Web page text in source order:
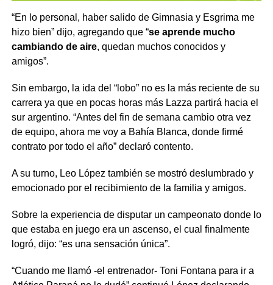
“En lo personal, haber salido de Gimnasia y Esgrima me
hizo bien” dijo, agregando que “se aprende mucho
cambiando de aire, quedan muchos conocidos y
amigos”.
Sin embargo, la ida del “lobo” no es la más reciente de su
carrera ya que en pocas horas más Lazza partirá hacia el
sur argentino. “Antes del fin de semana cambio otra vez
de equipo, ahora me voy a Bahía Blanca, donde firmé
contrato por todo el año” declaró contento.
A su turno, Leo López también se mostró deslumbrado y
emocionado por el recibimiento de la familia y amigos.
Sobre la experiencia de disputar un campeonato donde lo
que estaba en juego era un ascenso, el cual finalmente
logró, dijo: “es una sensación única”.
“Cuando me llamó -el entrenador- Toni Fontana para ir a